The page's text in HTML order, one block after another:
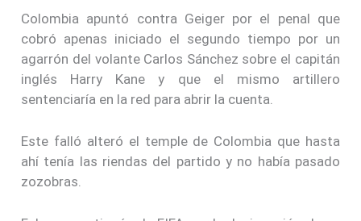
Colombia apuntó contra Geiger por el penal que
cobró apenas iniciado el segundo tiempo por un
agarrón del volante Carlos Sánchez sobre el capitán
inglés Harry Kane y que el mismo artillero
sentenciaría en la red para abrir la cuenta.
Este falló alteró el temple de Colombia que hasta
ahí tenía las riendas del partido y no había pasado
zozobras.